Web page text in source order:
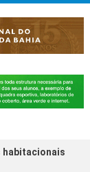
habitacionais